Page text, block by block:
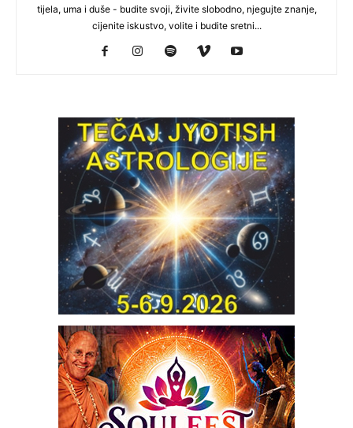
tijela, uma i duše - budite svoji, živite slobodno, njegujte znanje,
cijenite iskustvo, volite i budite sretni...